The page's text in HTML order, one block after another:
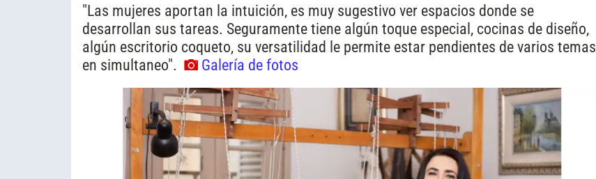
"Las mujeres aportan la intuición, es muy sugestivo ver espacios donde se
desarrollan sus tareas. Seguramente tiene algún toque especial, cocinas de diseño,
algún escritorio coqueto, su versatilidad le permite estar pendientes de varios temas
en simultaneo".
Galería de fotos